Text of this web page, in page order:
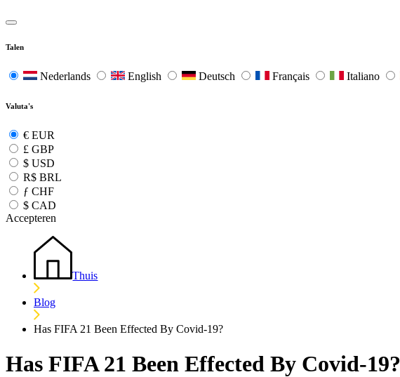
Talen
Nederlands English Deutsch Français Italiano
Valuta's
€ EUR
£ GBP
$ USD
R$ BRL
ƒ CHF
$ CAD
Accepteren
Thuis
Blog
Has FIFA 21 Been Effected By Covid-19?
Has FIFA 21 Been Effected By Covid-19?